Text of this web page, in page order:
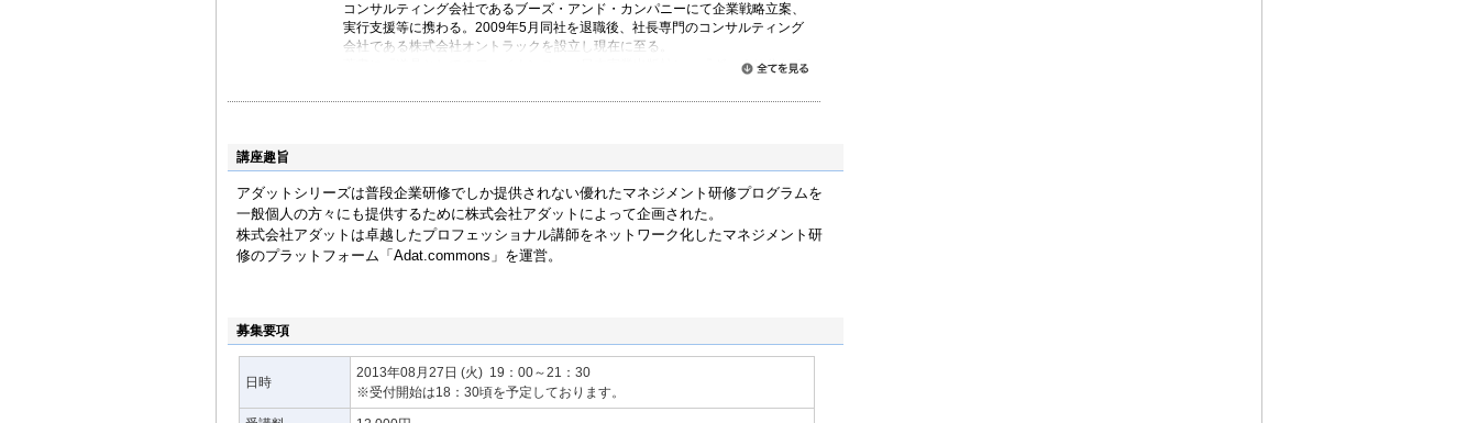
コンサルティング会社であるブーズ・アンド・カンパニーにて企業戦略立案、
実行支援等に携わる。2009年5月同社を退職後、社長専門のコンサルティング
会社である株式会社オントラックを設立し現在に至る。
著書に『道具としてのファイナンス』（日本実業出版社）、『ざっくり分かる
講座趣旨
アダットシリーズは普段企業研修でしか提供されない優れたマネジメント研修プログラムを
一般個人の方々にも提供するために株式会社アダットによって企画された。
株式会社アダットは卓越したプロフェッショナル講師をネットワーク化したマネジメント研
修のプラットフォーム「Adat.commons」を運営。
募集要項
日時
2013年08月27日 (火) 19：00～21：30
※受付開始は18：30頃を予定しております。